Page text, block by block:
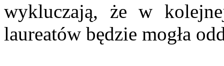
wykluczają, że w
laureatów będzie mogła